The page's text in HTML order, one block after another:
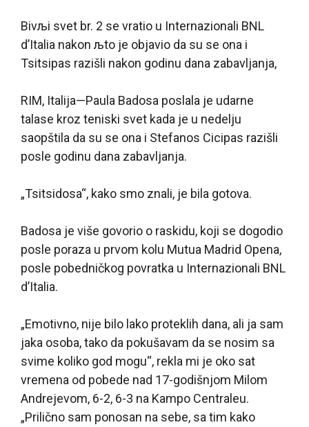
Bivљi svet br. 2 se vratio u Internazionali BNL
d’Italia nakon љto je objavio da su se ona i
Tsitsipas razišli nakon godinu dana zabavljanja,
RIM, Italija—Paula Badosa poslala je udarne
talase kroz teniski svet kada je u nedelju
saopštila da su se ona i Stefanos Cicipas razišli
posle godinu dana zabavljanja.
„Tsitsidosa“, kako smo znali, je bila gotova.
Badosa je više govorio o raskidu, koji se dogodio
posle poraza u prvom kolu Mutua Madrid Opena,
posle pobedničkog povratka u Internazionali BNL
d’Italia.
„Emotivno, nije bilo lako proteklih dana, ali ja sam
jaka osoba, tako da pokušavam da se nosim sa
svime koliko god mogu“, rekla mi je oko sat
vremena od pobede nad 17-godišnjom Milom
Andrejevom, 6-2, 6-3 na Kampo Centraleu.
„Prilično sam ponosan na sebe, sa tim kako